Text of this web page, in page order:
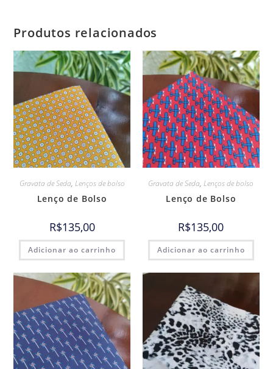
Produtos relacionados
Gravata de Seda, Lenços de bolso
Lenço de Bolso
R$135,00
Adicionar ao carrinho
Gravata de Seda,Lenços de bolso
Lenço de Bolso
R$135,00
Adicionar ao carrinho